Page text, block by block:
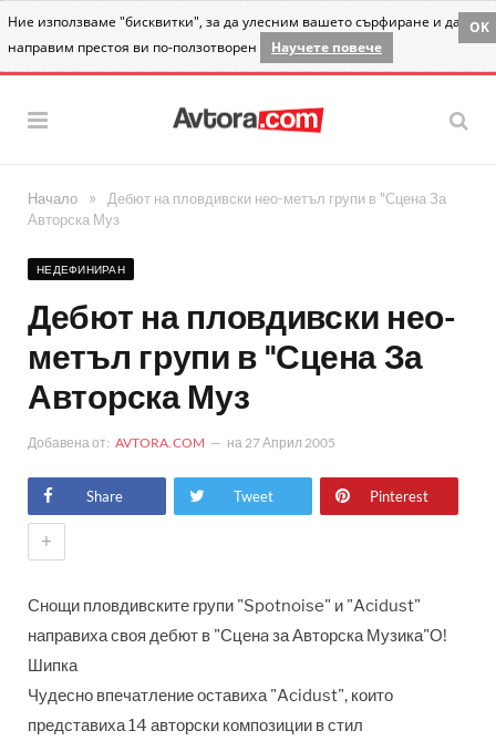
Ние използваме "бисквитки", за да улесним вашето сърфиране и да
направим престоя ви по-ползотворен
Научете повече
OK
Начало »
Дебют на пловдивски нео-метъл групи в "Сцена За
Авторска Муз
НЕДЕФИНИРАН
Дебют на пловдивски нео-
метъл групи в "Сцена За
Авторска Муз
Добавена от: AVTORA.COM на 27 Април 2005
Share Tweet Pinterest
+
Снощи пловдивските групи "Spotnoise" и "Acidust"
направиха своя дебют в "Сценa за Авторска Музика"О!
Шипка
Чудесно впечатление оставиха "Acidust", които
представиха 14 авторски композиции в стил